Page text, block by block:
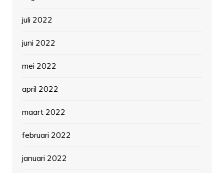
juli 2022
juni 2022
mei 2022
april 2022
maart 2022
februari 2022
januari 2022